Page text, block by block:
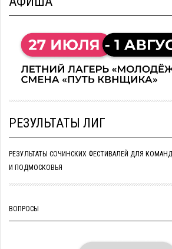
РЕЗУЛЬТАТЫ ЛИГ
РЕЗУЛЬТАТЫ СОЧИНСКИХ ФЕСТИВАЛЕЙ ДЛЯ
И ПОДМОСКОВЬЯ
ВОПРОСЫ